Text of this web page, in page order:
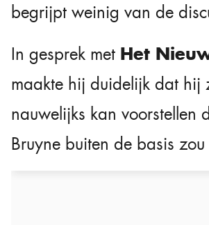
begrijpt weinig van de
In gesprek met Het
maakte hij duidelijk dat hij
nauwelijks kan voorstellen
Bruyne buiten de basis